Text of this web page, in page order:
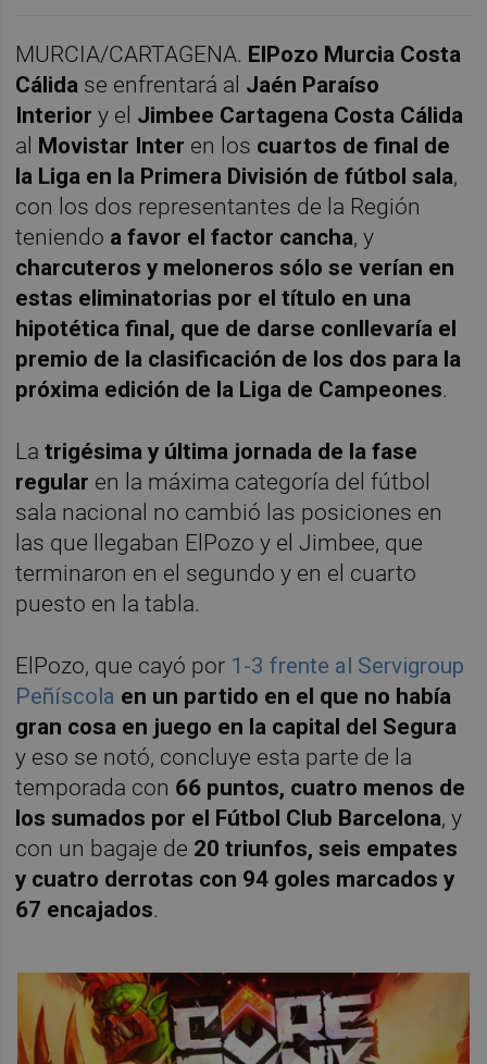
MURCIA/CARTAGENA. ElPozo Murcia Costa
Cálida se enfrentará al Jaén Paraíso
Interior y el Jimbee Cartagena Costa Cálida
al Movistar Inter en los cuartos de final de
la Liga en la Primera División de fútbol sala,
con los dos representantes de la Región
teniendo a favor el factor cancha, y
charcuteros y meloneros sólo se verían en
estas eliminatorias por el título en una
hipotética final, que de darse conllevaría el
premio de la clasificación de los dos para la
próxima edición de la Liga de Campeones.
Latrigésima y última jornada de la fase
regular en la máxima categoría del fútbol
sala nacional no cambió las posiciones en
las que llegaban ElPozo y el Jimbee, que
terminaron en el segundo y en el cuarto
puesto en la tabla.
ElPozo, que cayó por 1-3 frente al Servigroup
Peñíscola en un partido en el que no había
gran cosa en juego en la capital del Segura
y eso se notó, concluye esta parte de la
temporada con 66 puntos, cuatro menos de
los sumados por el Fútbol Club Barcelona, y
con un bagaje de 20 triunfos, seis empates
y cuatro derrotas con 94 goles marcados y
67 encajados.